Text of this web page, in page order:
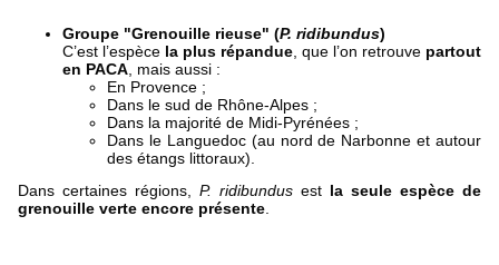
Groupe "Grenouille rieuse" (P. ridibundus)
C’est l’espèce la plus répandue , que l’on retrouve partout
en PACA , mais aussi :
En Provence ;
Dans le sud de Rhône-Alpes ;
Dans la majorité de Midi-Pyrénées ;
Dans le Languedoc (au nord de Narbonne et autour
des étangs littoraux).
Dans certaines régions, P. ridibundus est la seule espèce de
grenouille verte encore présente